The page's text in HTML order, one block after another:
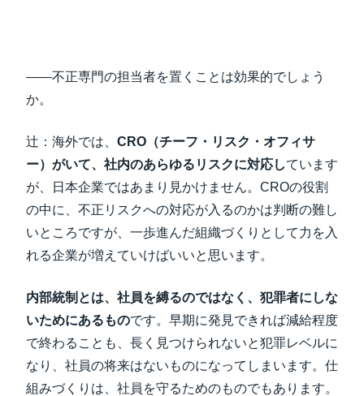
――不正専門の担当者を置くことは効果的でしょう
か。
辻：海外では、 CRO（チーフ・リスク・オフィサ
ー）がいて、社内のあらゆるリスクに対応しています
が、日本企業ではあまり見かけません。CROの役割
の中に、不正リスクへの対応が入るのかは判断の難し
いところですが、一歩進んだ組織づくりとして力を入
れる企業が増えていけばいいと思います。
内部統制とは、社員を縛るのではなく、犯罪者にしな
いためにあるものです。早期に発見できれば減給程度
で終わることも、長く見つけられないと犯罪レベルに
なり、社員の将来はないものになってしまいます。仕
組みづくりは、社員を守るためのものでもあります。